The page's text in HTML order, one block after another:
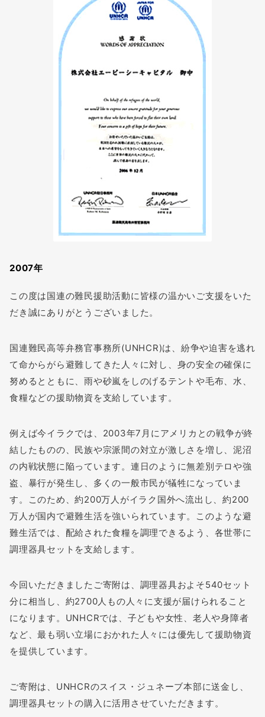
2007年
この度は国連の難民援助活動に皆様の温かいご支援をいた
だき誠にありがとうございました。
国連難民高等弁務官事務所(UNHCR)は、紛争や迫害を逃れ
て命からがら避難してきた人々に対し、身の安全の確保に
努めるとともに、雨や砂嵐をしのげるテントや毛布、水、
食糧などの援助物資を支給しています。
例えば今イラクでは、2003年7月にアメリカとの戦争が終
結したものの、民族や宗派間の対立が激しさを増し、泥沼
の内戦状態に陥っています。連日のように無差別テロや強
盗、暴行が発生し、多くの一般市民が犠牲になっていま
す。このため、約200万人がイラク国外へ流出し、約200
万人が国内で避難生活を強いられています。このような避
難生活では、配給された食糧を調理できるよう、各世帯に
調理器具セットを支給します。
今回いただきましたご寄附は、調理器具およそ540セット
分に相当し、約2700人もの人々に支援が届けられること
になります。UNHCRでは、子どもや女性、老人や身障者
など、最も弱い立場におかれた人々には優先して援助物資
を提供しています。
ご寄附は、UNHCRのスイス・ジュネーブ本部に送金し、
調理器具セットの購入に活用させていただきます。